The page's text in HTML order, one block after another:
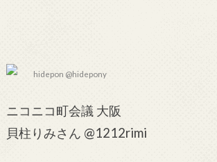
hidepon @hidepony
ニコニコ町会議 大阪
貝柱りみさん @1212rimi